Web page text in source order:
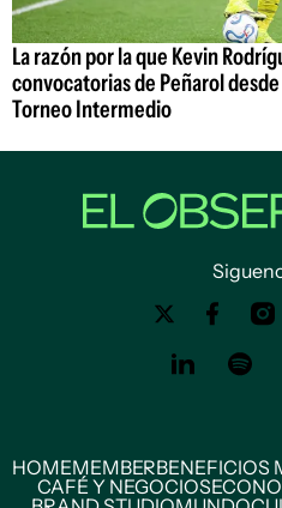
La razón por la que Kevin
convocatorias de Peñarol
Torneo Intermedio
HOMEMEMBERBENEFICIOS
CAFÉ Y NEGOCIOS